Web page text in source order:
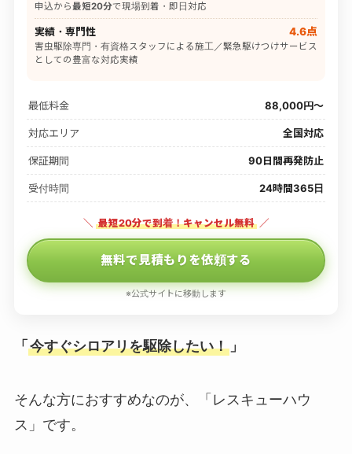
申込から最短20分で現場到着・即日対応
実績・専門性 4.6点
害虫駆除専門・有資格スタッフによる施工／緊急駆けつけサービス
としての豊富な対応実績
最低料金 88,000円〜
対応エリア 全国対応
保証期間 90日間再発防止
受付時間 24時間365日
＼ 最短20分で到着！キャンセル無料 ／
無料で見積もりを依頼する
※公式サイトに移動します
「 今すぐシロアリを駆除したい！」
そんな方におすすめなのが、「レスキューハウ
ス」です。